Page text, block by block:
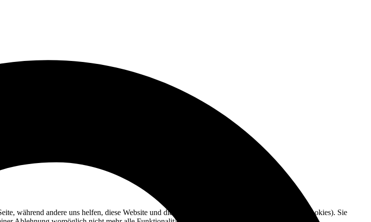
während andere uns helfen, diese Website und die Nutzererfahrung zu verbessern (Tracking Cookies). Sie